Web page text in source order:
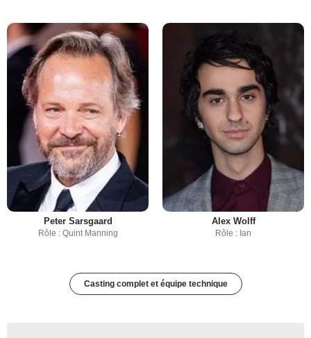
Peter Sarsgaard
Rôle : Quint Manning
Alex Wolff
Rôle : Ian
Casting complet et équipe technique